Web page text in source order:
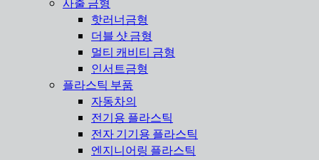
핫러너금형
더블 샷 금형
멀티 캐비티 금형
인서트금형
플라스틱 부품
자동차의
전기용 플라스틱
전자 기기용 플라스틱
엔지니어링 플라스틱